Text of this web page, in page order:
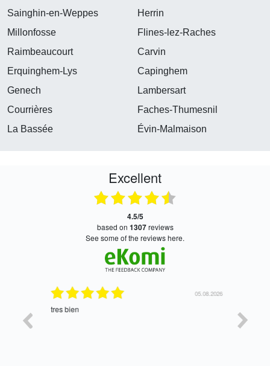
Sainghin-en-Weppes
Herrin
Millonfosse
Flines-lez-Raches
Raimbeaucourt
Carvin
Erquinghem-Lys
Capinghem
Genech
Lambersart
Courrières
Faches-Thumesnil
La Bassée
Évin-Malmaison
Excellent
4.5/5
based on 1307reviews
see some of the reviews here.
05.08.2026
tres bien